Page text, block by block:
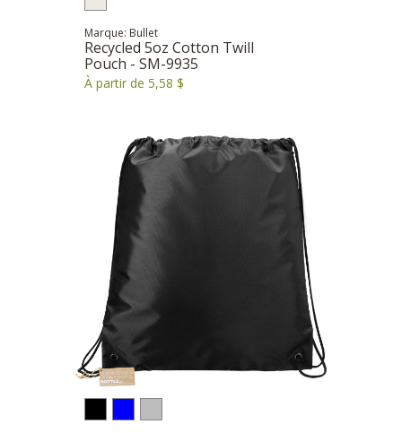
Marque: Bullet
Recycled 5oz Cotton Twill
Pouch - SM-9935
À partir de 5,58 $